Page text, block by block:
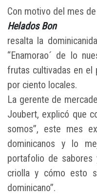
Con motivo del mes
Helados Bon
resalta la
“Enamorao´ de lo
frutas cultivadas en el
por ciento locales.
La gerente de
Joubert, explicó que
somos”, este mes
dominicanos y lo
portafolio de sabores
criolla y cómo esto
dominicano”.